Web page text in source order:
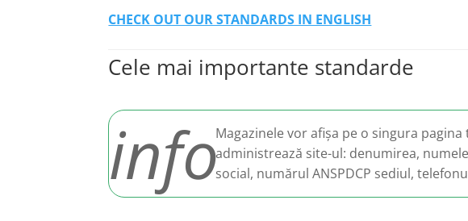
CHECK OUT OUR STANDARDS IN ENGLISH
Cele mai importante standarde
infoMagazinele vor afișa pe o singura
administrează site-ul: denumirea,
social, numărul ANSPDCP sediul,